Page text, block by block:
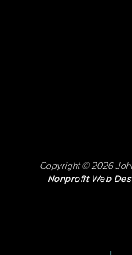
Copyright © 2026
Nonprofit Web